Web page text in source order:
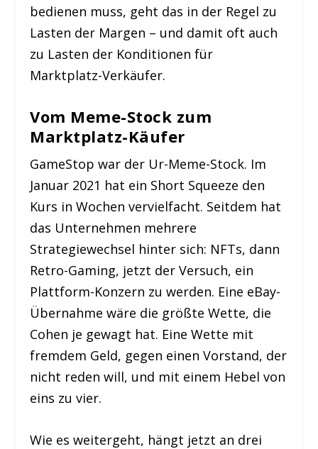
bedienen muss, geht das in der Regel zu
Lasten der Margen – und damit oft auch
zu Lasten der Konditionen für
Marktplatz-Verkäufer.
Vom Meme-Stock zum
Marktplatz-Käufer
GameStop war der Ur-Meme-Stock. Im
Januar 2021 hat ein Short Squeeze den
Kurs in Wochen vervielfacht. Seitdem hat
das Unternehmen mehrere
Strategiewechsel hinter sich: NFTs, dann
Retro-Gaming, jetzt der Versuch, ein
Plattform-Konzern zu werden. Eine eBay-
Übernahme wäre die größte Wette, die
Cohen je gewagt hat. Eine Wette mit
fremdem Geld, gegen einen Vorstand, der
nicht reden will, und mit einem Hebel von
eins zu vier.
Wie es weitergeht, hängt jetzt an drei